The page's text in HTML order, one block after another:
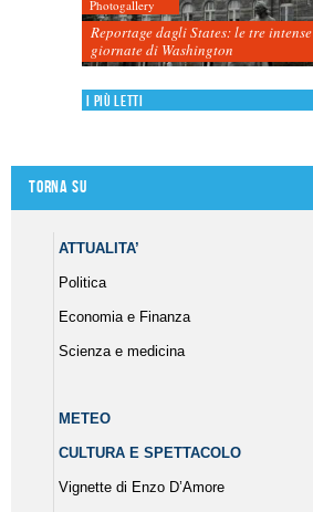
Photogallery
Reportage dagli States: le tre intense
giornate di Washington
I più letti
Torna su
ATTUALITA’
Politica
Economia e Finanza
Scienza e medicina
METEO
CULTURA E SPETTACOLO
Vignette di Enzo D’Amore